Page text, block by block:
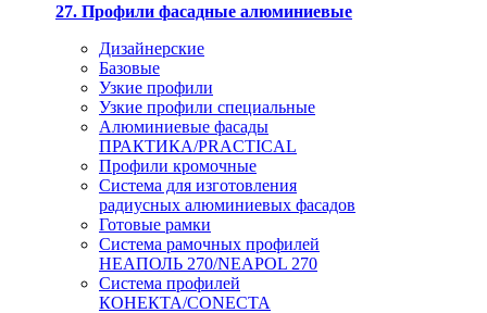
27. Профили фасадные алюминиевые
Дизайнерские
Базовые
Узкие профили
Узкие профили специальные
Алюминиевые фасады
ПРАКТИКА/PRACTICAL
Профили кромочные
Система для изготовления
радиусных алюминиевых фасадов
Готовые рамки
Система рамочных профилей
НЕАПОЛЬ 270/NEAPOL 270
Система профилей
КОНЕКТА/CONECTA